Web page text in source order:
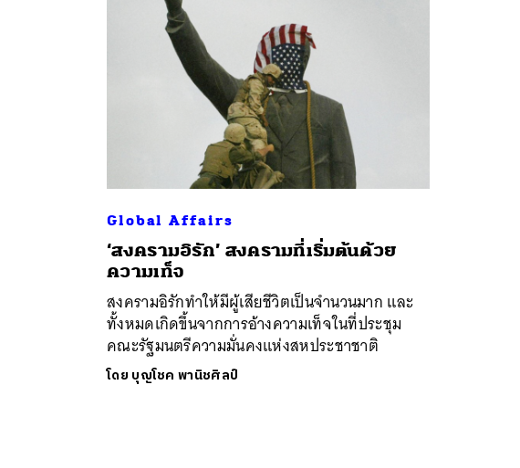
Global Affairs
‘สงครามอิรัก’ สงครามที่เริ่มต้นด้วย
ความเท็จ
สงครามอิรักทำให้มีผู้เสียชีวิตเป็นจำนวนมาก และ
ทั้งหมดเกิดขึ้นจากการอ้างความเท็จในที่ประชุม
คณะรัฐมนตรีความมั่นคงแห่งสหประชาชาติ
โดย บุญโชค พานิชศิลป์
ค้นหา